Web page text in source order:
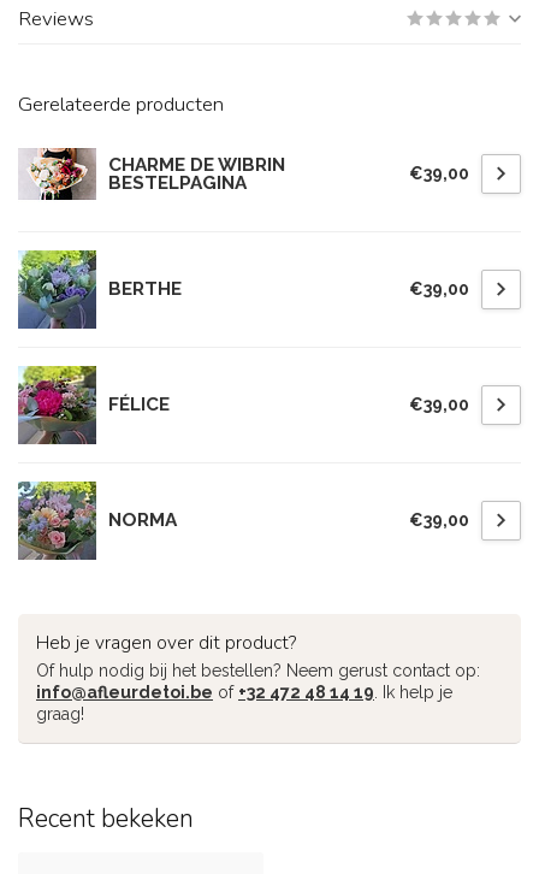
Reviews
Gerelateerde producten
CHARME DE WIBRIN
BESTELPAGINA
€39,00
BERTHE €39,00
FÉLICE €39,00
NORMA €39,00
Heb je vragen over dit product?
Of hulp nodig bij het bestellen? Neem gerust contact op:
info@afleurdetoi.be of +32 472 48 14 19 . Ik help je
graag!
Recent bekeken